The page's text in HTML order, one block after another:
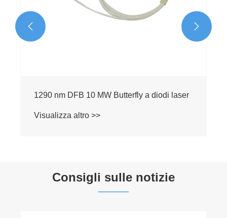
1310 nm DFB a farfalla di diodo laser in
 
Consigli sulle notizie